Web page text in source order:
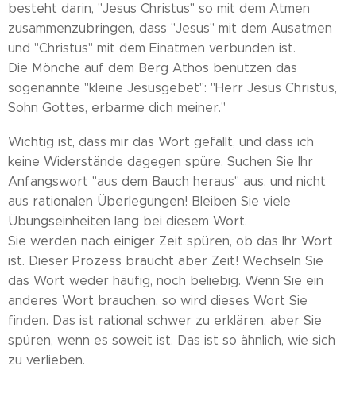
besteht darin, "Jesus Christus" so mit dem Atmen
zusammenzubringen, dass "Jesus" mit dem Ausatmen
und "Christus" mit dem Einatmen verbunden ist.
Die Mönche auf dem Berg Athos benutzen das
sogenannte "kleine Jesusgebet": "Herr Jesus Christus,
Sohn Gottes, erbarme dich meiner."
Wichtig ist, dass mir das Wort gefällt, und dass ich
keine Widerstände dagegen spüre. Suchen Sie Ihr
Anfangswort "aus dem Bauch heraus" aus, und nicht
aus rationalen Überlegungen! Bleiben Sie viele
Übungseinheiten lang bei diesem Wort.
Sie werden nach einiger Zeit spüren, ob das Ihr Wort
ist. Dieser Prozess braucht aber Zeit! Wechseln Sie
das Wort weder häufig, noch beliebig. Wenn Sie ein
anderes Wort brauchen, so wird dieses Wort Sie
finden. Das ist rational schwer zu erklären, aber Sie
spüren, wenn es soweit ist. Das ist so ähnlich, wie sich
zu verlieben.